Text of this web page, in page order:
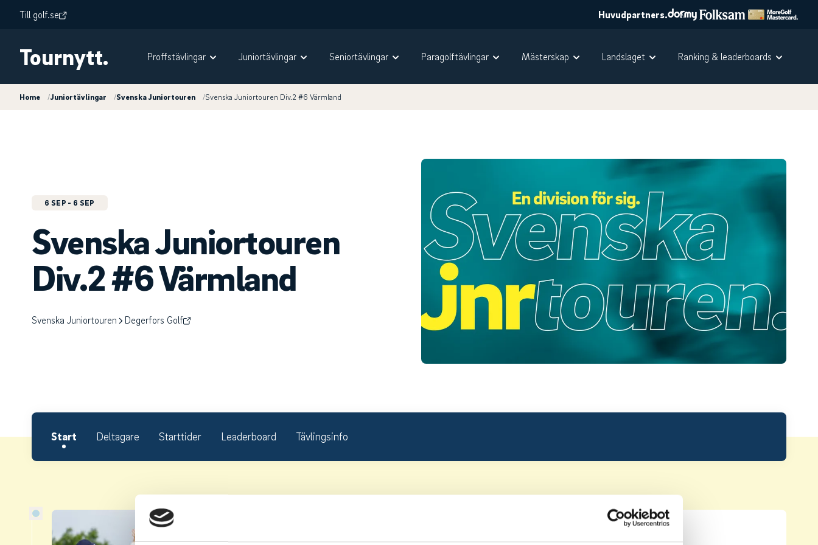
Till golf.se Huvudpartners.
Tournytt. Proffstävlingar Juniortävlingar Seniortävlingar Paragolftävlingar Mästerskap Landslaget Ranking & leaderboards
Home /Juniortävlingar /Svenska Juniortouren /Svenska Juniortouren Div.2 #6 Värmland
6 SEP - 6 SEP
Svenska Juniortouren
Div.2 #6 Värmland
Svenska Juniortouren Degerfors Golf
Start Deltagare Starttider Leaderboard Tävlingsinfo
Om Svenska Juniortouren Division
Leaderboard.